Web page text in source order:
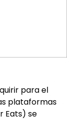
para el
plataformas
Eats) se